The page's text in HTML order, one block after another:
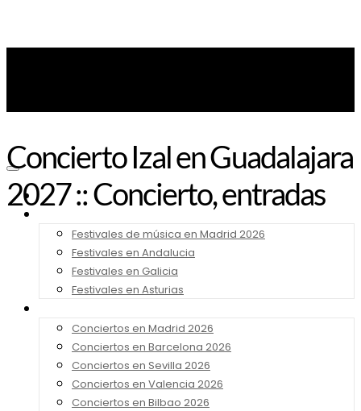
Noticias
Festivales de música en Madrid 2026
Festivales en Andalucia
Festivales en Galicia
Festivales en Asturias
Conciertos en Madrid 2026
Conciertos en Barcelona 2026
Conciertos en Sevilla 2026
Conciertos en Valencia 2026
Conciertos en Bilbao 2026
Concierto Izal en Guadalajara
2027 :: Concierto, entradas